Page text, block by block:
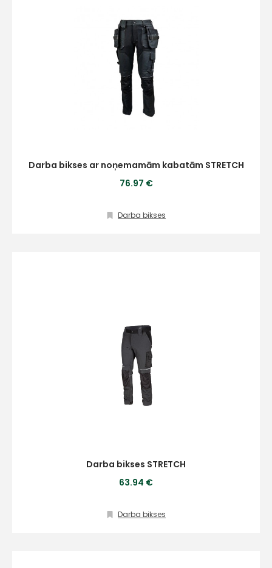
Darba bikses ar noņemamām kabatām STRETCH
76.97 €
Darba bikses
Darba bikses STRETCH
63.94 €
Darba bikses